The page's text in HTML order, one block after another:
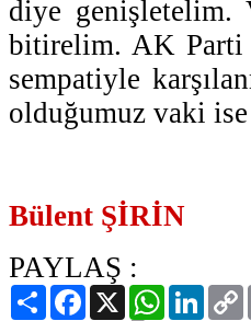
diye genişletelim.
bitirelim. AK Parti
sempatiyle
olduğumuz vaki ise
Bülent ŞİRİN
PAYLAŞ :
PaylaşFacebook
X WhatsApp